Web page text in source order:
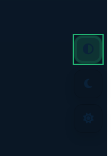
Mode
Mode
Mode clair